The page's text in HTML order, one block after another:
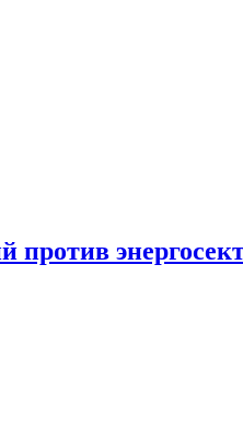
против